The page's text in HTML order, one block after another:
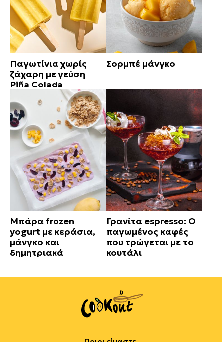
Παγωτίνια χωρίς
ζάχαρη με γεύση
Piña Colada
Σορμπέ μάνγκο
Μπάρα frozen
yogurt με κεράσια,
μάνγκο και
δημητριακά
Γρανίτα espresso: Ο
παγωμένος καφές
που τρώγεται με το
κουτάλι